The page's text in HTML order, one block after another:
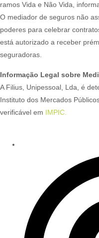
ramos Vida e Não Vida,
O mediador de seguros não
poderes para celebrar
está autorizado a receber
seguradoras.
Informação Legal sobre
A Filius, Unipessoal, Lda, é
Instituto dos Mercados
verificável em IMPIC.